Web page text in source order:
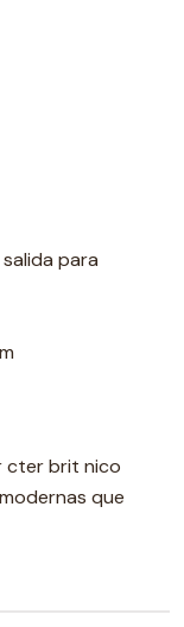
para
cter brit nico
que